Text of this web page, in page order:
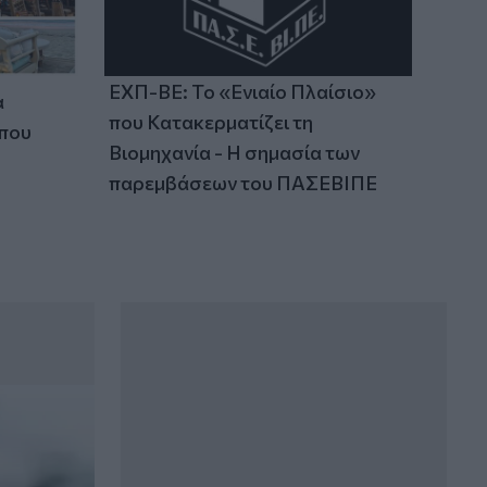
ΕΧΠ-ΒΕ: Το «Ενιαίο Πλαίσιο»
που Κατακερματίζει τη
Βιομηχανία - Η σημασία των
παρεμβάσεων του ΠΑΣΕΒΙΠΕ